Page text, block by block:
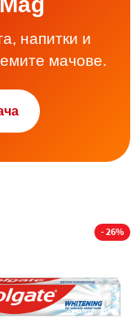
напитки и
мачове.
- 26%